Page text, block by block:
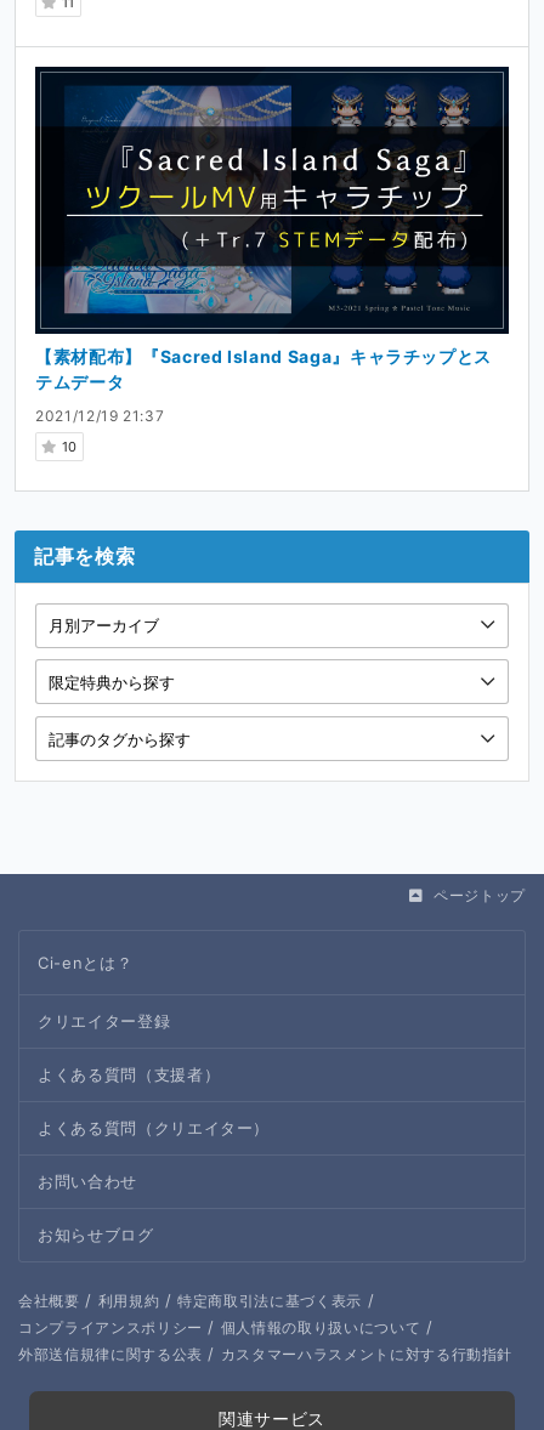
2021/12/19 21:37
10
【素材配布】『Sacred Island Saga』キャラチップとス
テムデータ
記事を検索
ページトップ
Ci-enとは？
クリエイター登録
よくある質問（支援者）
よくある質問（クリエイター）
お問い合わせ
お知らせブログ
会社概要 / 利用規約 / 特定商取引法に基づく表示 /
コンプライアンスポリシー / 個人情報の取り扱いについて /
外部送信規律に関する公表 / カスタマーハラスメントに対する行動指針
関連サービス